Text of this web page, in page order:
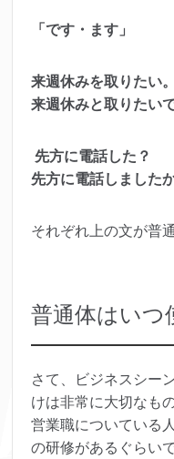
「です・ます」
来週休みを取りたい。
来週休みと取りたいで
先方に電話した？
先方に電話しましたか
それぞれ上の文が普
普通体はいつ
さて、ビジネスシー
けは非常に大切なも
営業職についている
の研修があるぐらい